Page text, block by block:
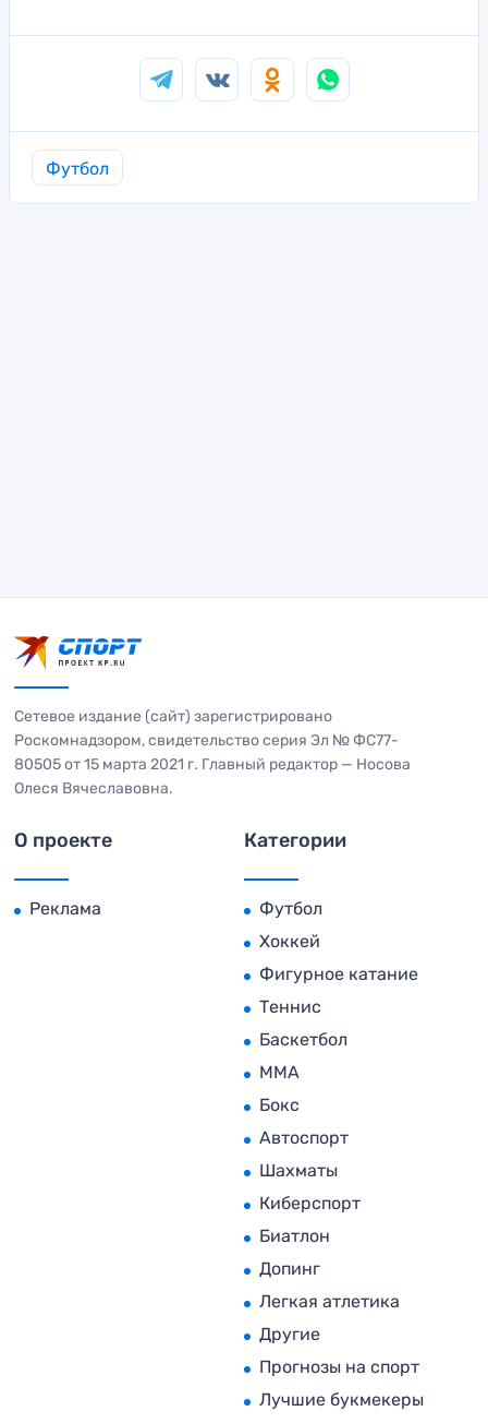
Футбол
Сетевое издание (сайт) зарегистрировано
Роскомнадзором, свидетельство серия Эл № ФС77-
80505 от 15 марта 2021 г. Главный редактор — Носова
Олеся Вячеславовна.
О проекте
Реклама
Категории
Футбол
Хоккей
Фигурное катание
Теннис
Баскетбол
MMA
Бокс
Автоспорт
Шахматы
Киберспорт
Биатлон
Допинг
Легкая атлетика
Другие
Прогнозы на спорт
Лучшие букмекеры